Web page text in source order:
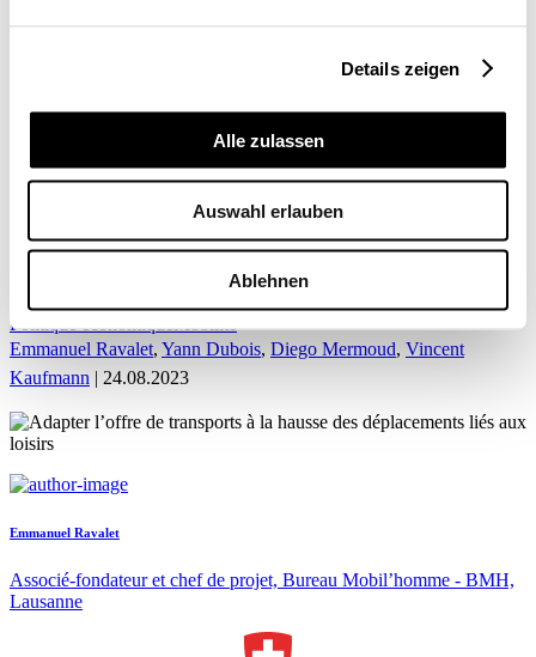
Details zeigen
Alle zulassen
Auswahl erlauben
Ablehnen
Emmanuel Ravalet
Adapter l’offre de transports à la hausse des
déplacements liés aux loisirs
Politique économiqueMobilité
Emmanuel Ravalet, Yann Dubois, Diego Mermoud, Vincent
Kaufmann | 24.08.2023
Emmanuel Ravalet
Associé-fondateur et chef de projet, Bureau Mobil’homme - BMH,
Lausanne